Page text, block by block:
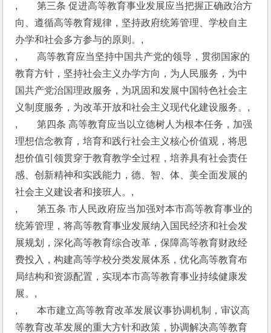
,　　第三条 促进高等教育事业发展应当把握正确政治方
向、遵循高等教育规律，坚持政府统筹管理、学校自主
办学和社会多方参与的原则。,
,　　高等教育应当坚持中国共产党的领导，贯彻国家的
教育方针，坚持社会主义办学方向，为人民服务，为中
国共产党治国理政服务，为巩固和发展中国特色社会主
义制度服务，为改革开放和社会主义现代化建设服务。,
,　　第四条 高等教育应当以立德树人为根本任务，加强
理想信念教育，培育和践行社会主义核心价值观，将思
想价值引领贯穿于教育教学全过程，培养具有社会责任
感、创新精神和实践能力，德、智、体、美全面发展的
社会主义建设者和接班人。,
,　　第五条 市人民政府应当加强对本市高等教育事业的
统筹管理，将高等教育事业发展纳入国民经济和社会发
展规划，深化高等教育综合改革，保障高等教育财政经
费投入，构建高等学校分类发展体系，优化高等教育布
局结构和资源配置，实现本市高等教育事业持续健康发
展。,
,　　本市建立高等教育改革发展议事协调机制，审议高
等教育改革发展的重大方针和政策，协调解决高等教育